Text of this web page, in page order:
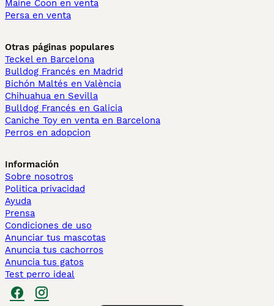
Maine Coon en venta
Persa en venta
Otras páginas populares
Teckel en Barcelona
Bulldog Francés en Madrid
Bichón Maltés en València
Chihuahua en Sevilla
Bulldog Francés en Galicia
Caniche Toy en venta en Barcelona
Perros en adopcion
Información
Sobre nosotros
Politica privacidad
Ayuda
Prensa
Condiciones de uso
Anunciar tus mascotas
Anuncia tus cachorros
Anuncia tus gatos
Test perro ideal